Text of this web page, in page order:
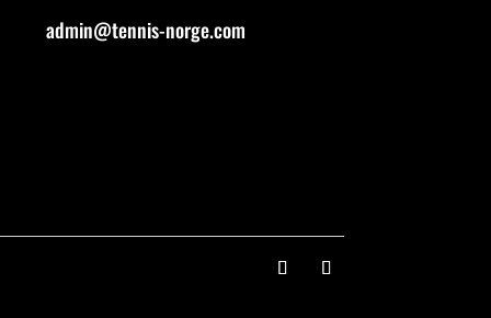
admin@tennis-norge.com